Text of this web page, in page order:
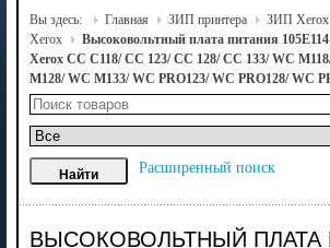
Вы здесь: Главная ЗИП принтера ЗИП Xerox
Xerox
Высоковольтный плата питания
Xerox CC C118/ CC 123/ CC 128/ CC 133/ WC
M128/ WC M133/ WC PRO123/ WC PRO128/ WC
Расширенный поиск
ВЫСОКОВОЛЬТНЫЙ ПЛАТА